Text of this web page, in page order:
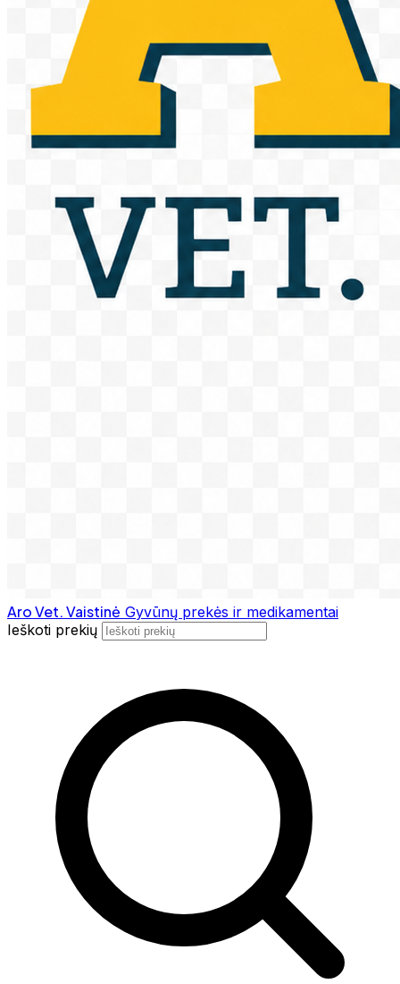
Aro Vet. Vaistinė Gyvūnų prekės ir medikamentai
Ieškoti prekių